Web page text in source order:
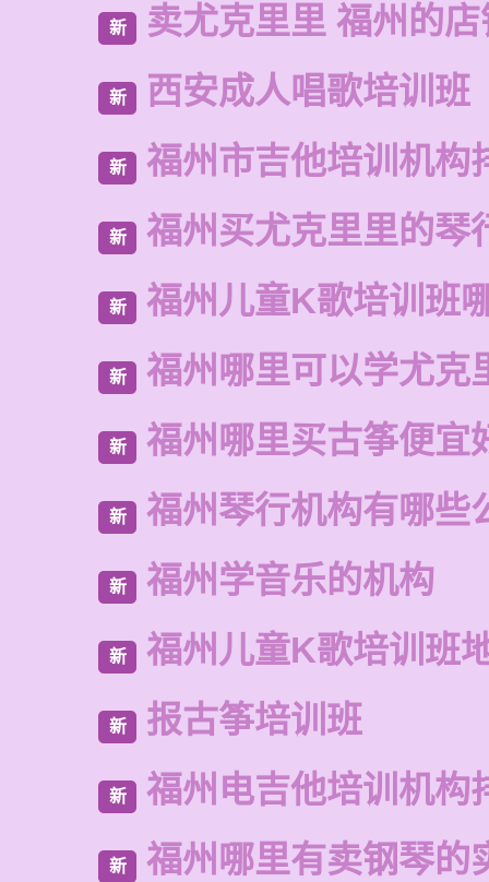
新 卖尤克里里 福州的店
新 西安成人唱歌培训班
新 福州市吉他培训机构
新 福州买尤克里里的琴
新 福州儿童K歌培训班
新 福州哪里可以学尤克
新 福州哪里买古筝便宜
新 福州琴行机构有哪些
新 福州学音乐的机构
新 福州儿童K歌培训班
新 报古筝培训班
新 福州电吉他培训机构
新 福州哪里有卖钢琴的